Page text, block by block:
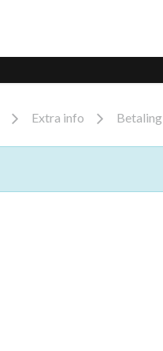
Extra info Betaling